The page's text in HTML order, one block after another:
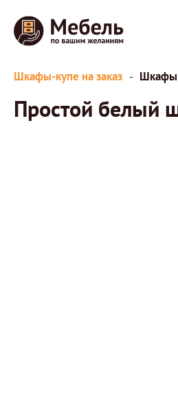
Шкафы-купе на заказ Шкафы
Простой белый